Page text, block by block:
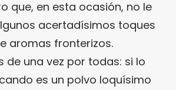
que, en esta ocasión, no le
acertadísimos toques
aromas fronterizos.
de una vez por todas: si lo
es un polvo loquísimo